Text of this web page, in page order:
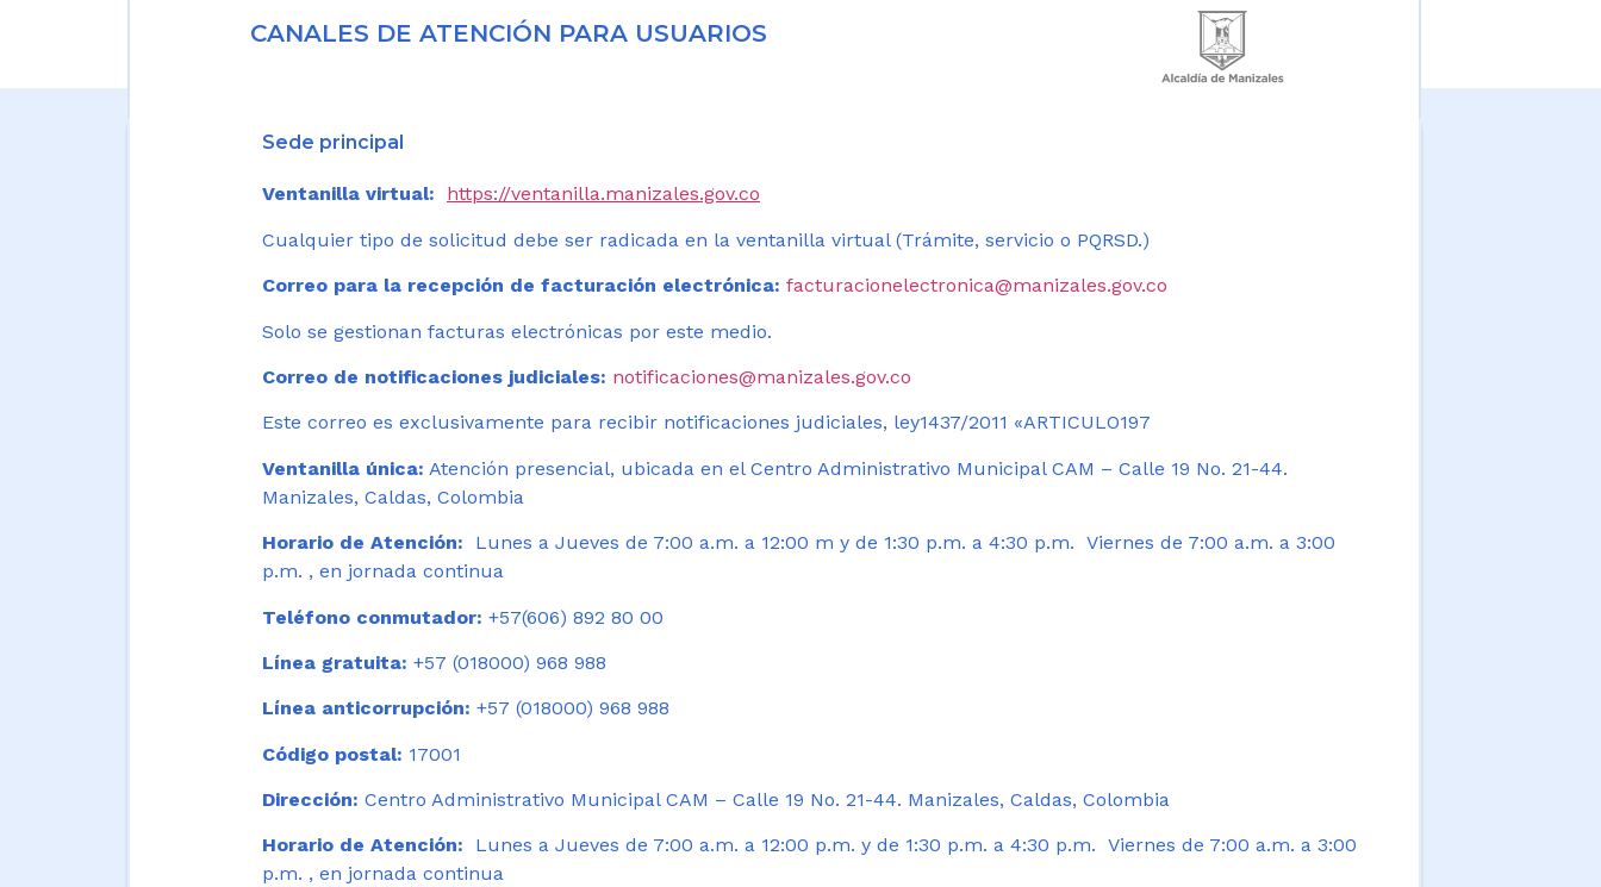
CANALES DE ATENCIÓN PARA USUARIOS
Sede principal
Ventanilla virtual: https://ventanilla.manizales.gov.co
Cualquier tipo de solicitud debe ser radicada en la ventanilla virtual (Trámite, servicio o PQRSD.)
Correo para la recepción de facturación electrónica: facturacionelectronica@manizales.gov.co
Solo se gestionan facturas electrónicas por este medio.
Correo de notificaciones judiciales: notificaciones@manizales.gov.co
Este correo es exclusivamente para recibir notificaciones judiciales, ley1437/2011 «ARTICULO197
Ventanilla única: Atención presencial, ubicada en el Centro Administrativo Municipal CAM – Calle 19 No. 21-44.
Manizales, Caldas, Colombia
Horario de Atención:
Lunes a Jueves de 7:00 a.m. a 12:00 m y de 1:30 p.m. a 4:30 p.m. Viernes de 7:00 a.m. a 3:00
p.m. , en jornada continua
Teléfono conmutador: +57(606) 892 80 00
Línea gratuita: +57 (018000) 968 988
Línea anticorrupción: +57 (018000) 968 988
Código postal: 17001
Dirección: Centro Administrativo Municipal CAM – Calle 19 No. 21-44. Manizales, Caldas, Colombia
Horario de Atención: Lunes a Jueves de 7:00 a.m. a 12:00 p.m. y de 1:30 p.m. a 4:30 p.m. Viernes de 7:00 a.m. a 3:00
p.m. , en jornada continua